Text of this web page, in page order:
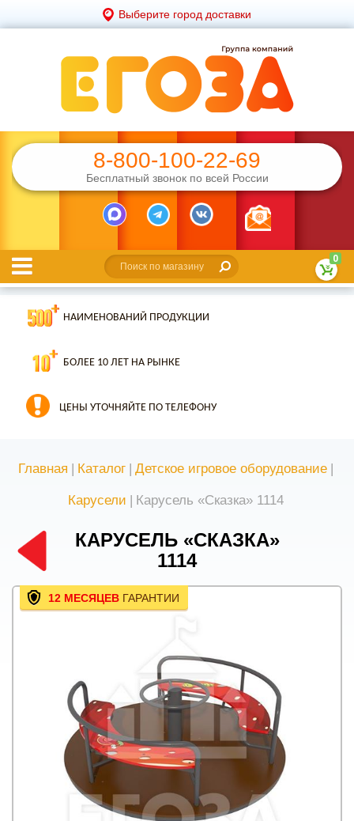
Выберите город доставки
8-800-100-22-69
Бесплатный звонок по всей России
0
НАИМЕНОВАНИЙ ПРОДУКЦИИ
БОЛЕЕ 10 ЛЕТ НА РЫНКЕ
ЦЕНЫ УТОЧНЯЙТЕ ПО ТЕЛЕФОНУ
Главная | Каталог | Детское игровое оборудование |
Карусели | Карусель «Сказка» 1114
КАРУСЕЛЬ «СКАЗКА»
1114
12 МЕСЯЦЕВ ГАРАНТИИ